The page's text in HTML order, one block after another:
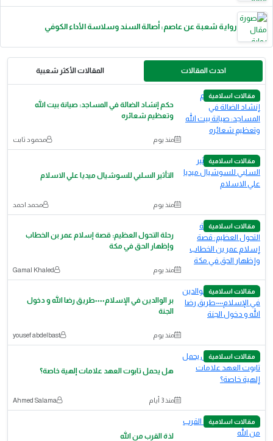
رواية شعبة عن عاصم: أصالة السند وسلاسة الأداء الكوفي
احدث المقالات المقالات الأكثر شعبية
مقالات اسلامية
حكم إنشاد الضالة في المساجد: صيانة بيت الله
وتعظيم شعائره
منذ يوم محمود ثابت
مقالات اسلامية
التأثير السلبي للسوشيال ميديا علي الاسلام
منذ يوم محمد احمد
مقالات اسلامية
رحلة التحول العظيم: قصة إسلام عمر بن الخطاب
وإظهار الحق في مكة
منذ يوم Gamal Khaled
مقالات اسلامية
بر الوالدين في الإسلام٠٠٠٠طريق رضا الله و دخول
الجنة
منذ يوم yousef abdelbast
مقالات اسلامية
هل يحمل تابوت العهد علامات إلهية خاصة؟
منذ 3 أيام Ahmed Salama
مقالات اسلامية
لذة القرب من الله